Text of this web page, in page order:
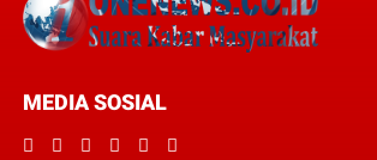
MEDIA SOSIAL